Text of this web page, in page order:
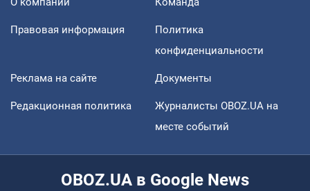
Правовая информация
Политика
конфиденциальности
Реклама на сайте Документы
Редакционная политика
Журналисты OBOZ.UA на
месте событий
OBOZ.UA в Google News